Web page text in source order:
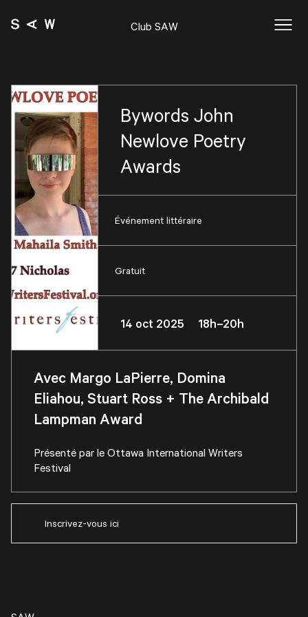
Club SAW
Bywords John
Newlove Poetry
Awards
Événement littéraire
Gratuit
14 oct 2025 18h–20h
Avec Margo LaPierre, Domina
Eliahou, Stuart Ross + The Archibald
Lampman Award
Présenté par leOttawa International Writers
Festival
Inscrivez-vous ici